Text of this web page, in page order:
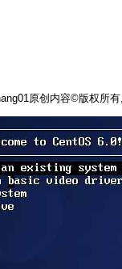
原创内容©版权所